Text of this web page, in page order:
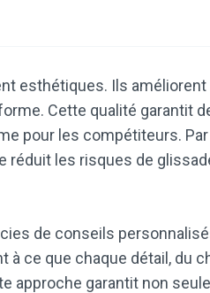
esthétiques. Ils
Cette qualité garantit
pour les compétiteurs.
réduit les risques de
de conseils
ce que chaque détail, du
approche garantit non